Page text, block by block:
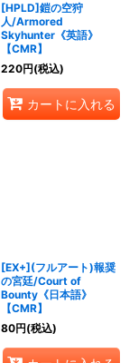
[HPLD]鎧の空狩
人/Armored
Skyhunter《英語》
【CMR】
220円(税込)
カートに入れる
[EX+](フルアート)報奨
の宮廷/Court of
Bounty《日本語》
【CMR】
80円(税込)